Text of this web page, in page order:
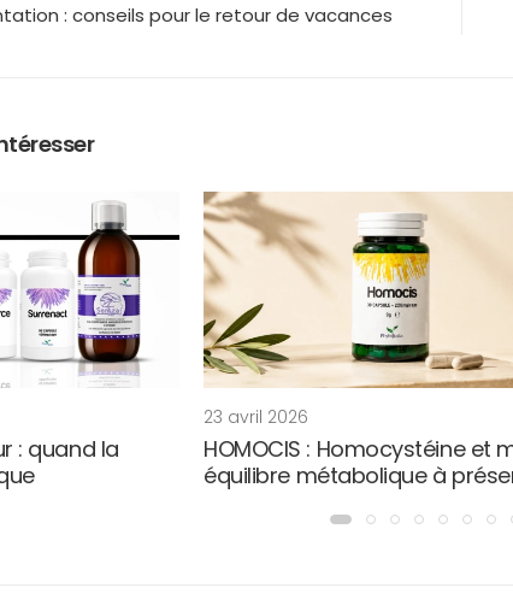
: conseils pour le retour de vacances
: quand la
23 avril 2026
HOMOCIS : Homocystéine et
équilibre métabolique à